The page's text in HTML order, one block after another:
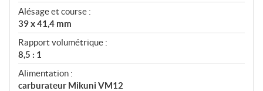
Alésage et course :
39 x 41,4 mm
Rapport volumétrique :
8,5 : 1
Alimentation :
carburateur Mikuni VM12